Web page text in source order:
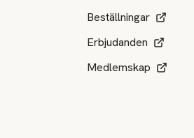
Beställningar
Erbjudanden
Medlemskap